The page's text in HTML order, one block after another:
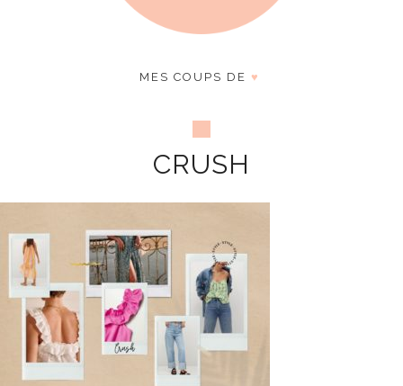
MES COUPS DE ♥
CRUSH